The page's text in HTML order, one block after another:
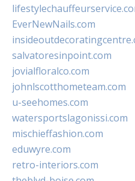
EverNewNails.com
salvatoresinpoint.com
jovialfloralco.com
johnlscotthometeam.com
u-seehomes.com
watersportslagonissi.com
mischieffashion.com
eduwyre.com
retro-interiors.com